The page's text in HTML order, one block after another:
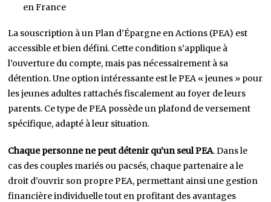
en France
La souscription à un Plan d’Épargne en Actions (PEA) est
accessible et bien défini. Cette condition s’applique à
l’ouverture du compte, mais pas nécessairement à sa
détention. Une option intéressante est le PEA « jeunes » pour
les jeunes adultes rattachés fiscalement au foyer de leurs
parents. Ce type de PEA possède un plafond de versement
spécifique, adapté à leur situation.
Chaque personne ne peut détenir qu’un seul PEA. Dans le
cas des couples mariés ou pacsés, chaque partenaire a le
droit d’ouvrir son propre PEA, permettant ainsi une gestion
financière individuelle tout en profitant des avantages